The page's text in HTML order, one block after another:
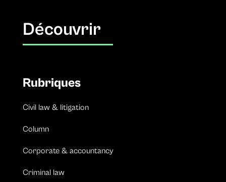
Découvrir
Rubriques
Civil law & litigation
Column
Corporate & accountancy
Criminal law